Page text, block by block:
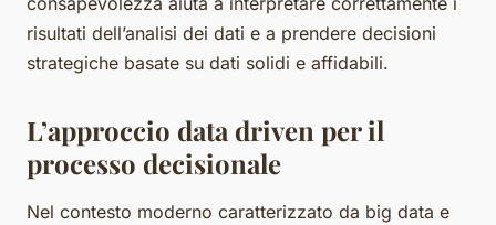
risultati dell’analisi dei dati e a prendere decisioni
strategiche basate su dati solidi e affidabili.
L’approccio data driven per il
processo decisionale
Nel contesto moderno caratterizzato da big data e